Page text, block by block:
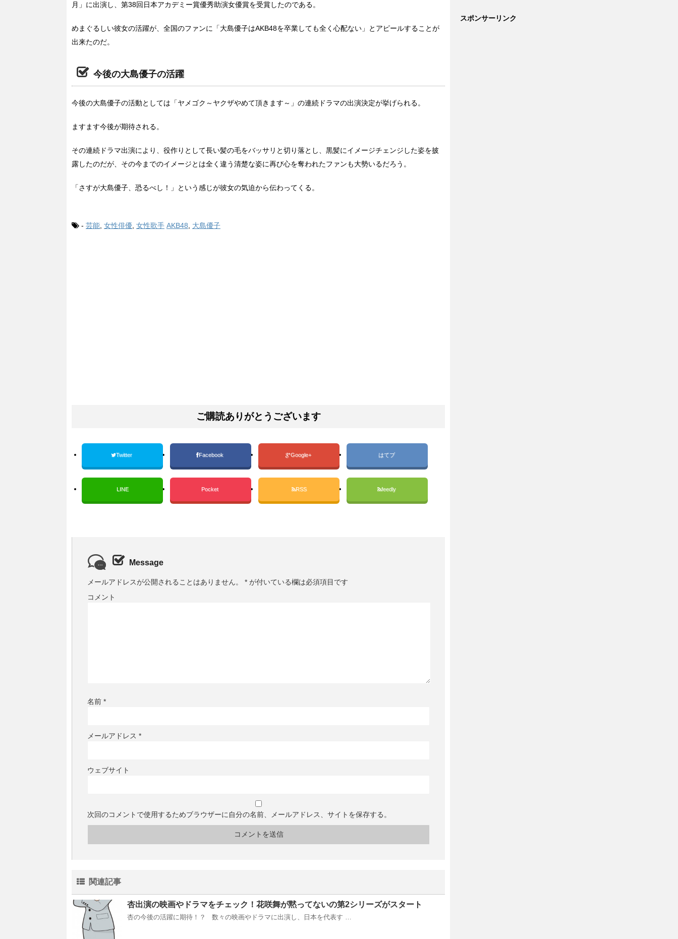
月」に出演し、第38回日本アカデミー賞優秀助演女優賞を受賞したのである。
めまぐるしい彼女の活躍が、全国のファンに「大島優子はAKB48を卒業しても全く心配ない」とアピールすることが
出来たのだ。
今後の大島優子の活躍
今後の大島優子の活動としては「ヤメゴク～ヤクザやめて頂きます～」の連続ドラマの出演決定が挙げられる。
ますます今後が期待される。
その連続ドラマ出演により、役作りとして長い髪の毛をバッサリと切り落とし、黒髪にイメージチェンジした姿を披
露したのだが、その今までのイメージとは全く違う清楚な姿に再び心を奪われたファンも大勢いるだろう。
「さすが大島優子、恐るべし！」という感じが彼女の気迫から伝わってくる。
- 芸能 女性俳優 女性歌手 AKB48 大島優子
ご購読ありがとうございます
Twitter Facebook Google+ はてブ
LINE Pocket RSS feedly
Message
メールアドレスが公開されることはありません。 * が付いている欄は必須項目です
コメント
名前 *
メールアドレス *
ウェブサイト
次回のコメントで使用するためブラウザーに自分の名前、メールアドレス、サイトを保存する。
関連記事
杏出演の映画やドラマをチェック！花咲舞が黙ってないの第2シリーズがスタート
杏の今後の活躍に期待！？ 数々の映画やドラマに出演し、日本を代表す …
スポンサーリンク